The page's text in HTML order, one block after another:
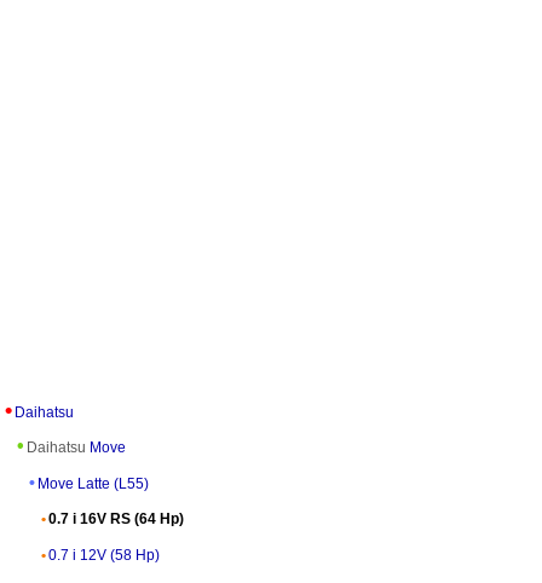
Daihatsu
Daihatsu Move
Move Latte (L55)
0.7 i 16V RS (64 Hp)
0.7 i 12V (58 Hp)